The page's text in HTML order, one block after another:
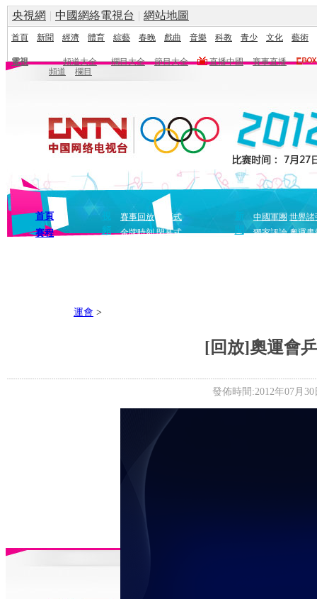
央視網 | 中國網絡電視台 | 網站地圖
首頁 新聞 經濟 體育 綜藝 春晚 戲曲 音樂 科教 青少 文化 藝術
電視 頻道大全 欄目大全 節目大全 直播中國
賽事直播
頻道
欄目
首頁
賽程
頻
賽事回放
開幕式
金牌時刻 閉幕式
中國軍團 世界諸
獨家評論 奧運畫
運會 >
[回放]奧運會
發佈時間:2012年07月